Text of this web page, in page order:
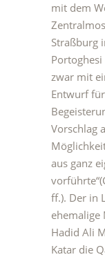
mit dem
Straßburg
zwar mit
Entwurf
Vorschlag
aus ganz
ff.). Der in
ehemalige
Hadid Ali
Katar die